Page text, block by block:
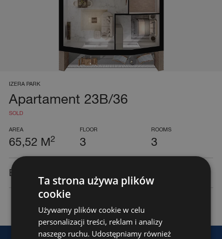
IZERA PARK
Apartament 23B/36
SOLD
AREA
65,52 M2
FLOOR
3
ROOMS
3
Balcony
Pobierz kartę
Kapitanat
Poznań, ul. Garbary 102
Izera Park
Świeradów-Zdrój, ul.
Zakopiańska 23A
Poznań biuro@proxin.pl +48 61 671 18 05
Ta strona używa plików
cookie
Używamy plików cookie w celu
personalizacji treści, reklam i analizy
naszego ruchu. Udostępniamy również